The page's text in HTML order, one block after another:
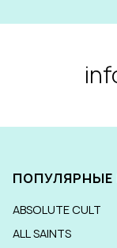
ABSOLUTE CULT
ALL SAINTS